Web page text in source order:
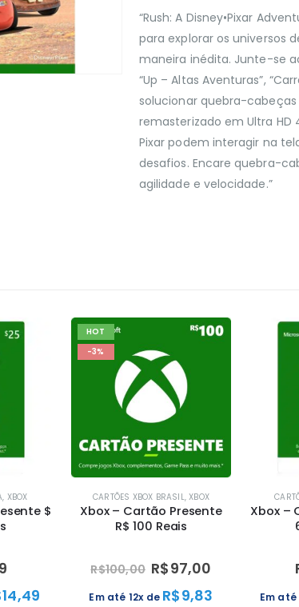
“Rush: A Disney•Pixar
para explorar os universos
maneira inédita. Junte-se
“Up – Altas Aventuras”,
solucionar quebra-
remasterizado em Ultra HD
Pixar podem interagir na
desafios. Encare quebra-
agilidade e velocidade.”
, XBOX
$
14,49
HOT
-3%
CARTÕES XBOX BRASIL,XBOX
Xbox – Cartão Presente
R$ 100 Reais
R$100,00 R$97,00
Em até 12x de R$9,83
Xbox –
Em até